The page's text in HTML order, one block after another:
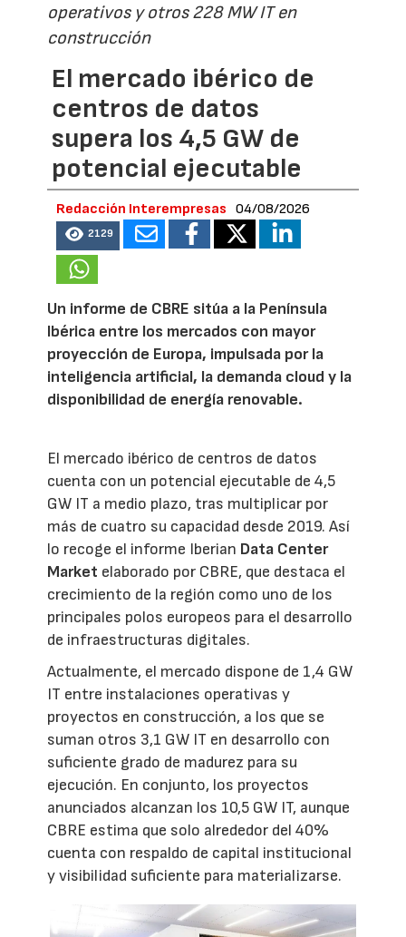
operativos y otros 228 MW IT en
construcción
El mercado ibérico de
centros de datos
supera los 4,5 GW de
potencial ejecutable
Redacción Interempresas 04/08/2026
2129
Un informe de CBRE sitúa a la Península
Ibérica entre los mercados con mayor
proyección de Europa, impulsada por la
inteligencia artificial, la demanda cloud y la
disponibilidad de energía renovable.
El mercado ibérico de centros de datos
cuenta con un potencial ejecutable de 4,5
GW IT a medio plazo, tras multiplicar por
más de cuatro su capacidad desde 2019. Así
lo recoge el informe Iberian Data Center
Market elaborado por CBRE, que destaca el
crecimiento de la región como uno de los
principales polos europeos para el desarrollo
de infraestructuras digitales.
Actualmente, el mercado dispone de 1,4 GW
IT entre instalaciones operativas y
proyectos en construcción, a los que se
suman otros 3,1 GW IT en desarrollo con
suficiente grado de madurez para su
ejecución. En conjunto, los proyectos
anunciados alcanzan los 10,5 GW IT, aunque
CBRE estima que solo alrededor del 40%
cuenta con respaldo de capital institucional
y visibilidad suficiente para materializarse.